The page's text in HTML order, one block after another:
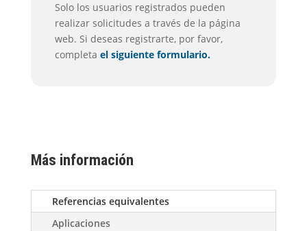
Solo los usuarios registrados pueden
realizar solicitudes a través de la página
web. Si deseas registrarte, por favor,
completa el siguiente formulario.
Más información
Referencias equivalentes
Aplicaciones